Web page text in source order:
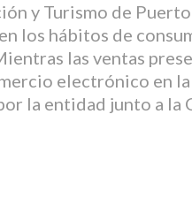
y Turismo de
los hábitos de
las ventas
electrónico en la
la entidad junto a la